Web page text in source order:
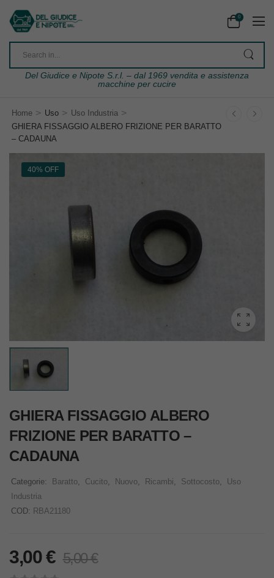
0
Del Giudice e Nipote S.r.l. – dal 1969 vendita e assistenza
macchine per cucire
Home > Uso > Uso Industria >
GHIERA FISSAGGIO ALBERO FRIZIONE PER BARATTO
– CADAUNA
40% OFF
GHIERA FISSAGGIO ALBERO
FRIZIONE PER BARATTO –
CADAUNA
Categorie: Baratto, Cucito, Nuovo, Ricambi, Sottocosto,
Uso
Industria
COD: RBA21180
3,00€ 5,00€